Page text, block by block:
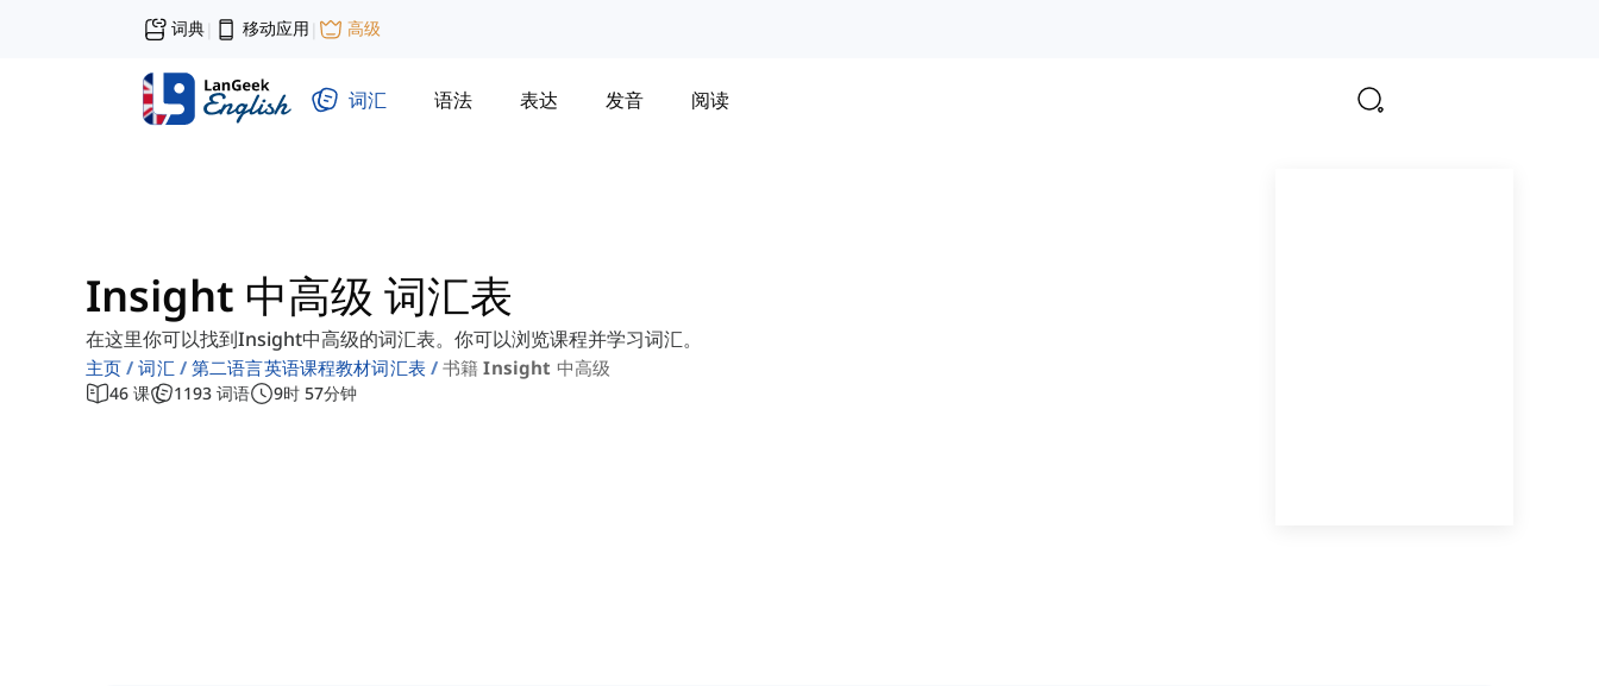
词典| 移动应用 | 高级
词汇 语法 表达 发音 阅读
Insight 中高级 词汇表
在这里你可以找到Insight中高级的词汇表。你可以浏览课程并学习词汇。
主页 词汇 第二语言英语课程教材词汇表 书籍 Insight 中高级
46 课 1193 词语 9时 57分钟